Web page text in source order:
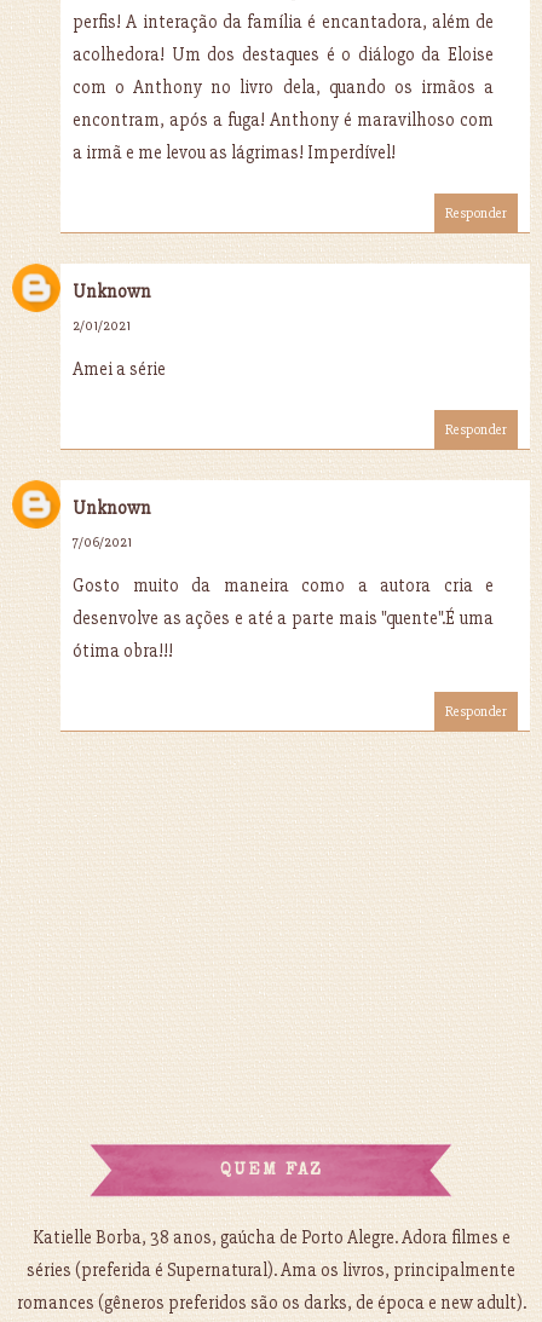
perfis! A interação da família é encantadora, além de
acolhedora! Um dos destaques é o diálogo da Eloise
com o Anthony no livro dela, quando os irmãos a
encontram, após a fuga! Anthony é maravilhoso com
a irmã e me levou as lágrimas! Imperdível!
Responder
Unknown
2/01/2021
Amei a série
Responder
Unknown
7/06/2021
Gosto muito da maneira como a autora cria e
desenvolve as ações e até a parte mais "quente".É uma
ótima obra!!!
Responder
QUEM FAZ
Katielle Borba, 38 anos, gaúcha de Porto Alegre. Adora filmes e
séries (preferida é Supernatural). Ama os livros, principalmente
romances (gêneros preferidos são os darks, de época e new adult).